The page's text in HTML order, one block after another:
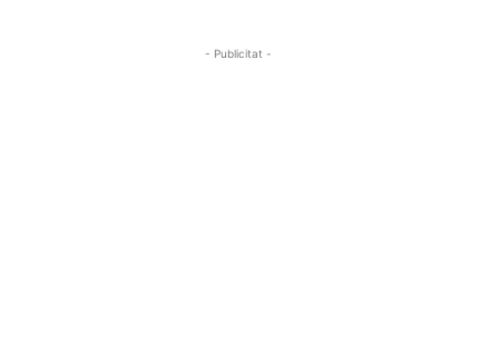
- Publicitat -